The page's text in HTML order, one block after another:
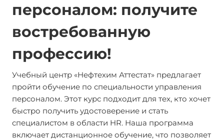
персоналом: получите
востребованную
профессию!
Учебный центр «Нефтехим Аттестат» предлагает
пройти обучение по специальности управления
персоналом. Этот курс подходит для тех, кто хочет
быстро получить удостоверение и стать
специалистом в области HR. Наша программа
включает дистанционное обучение, что позволяет